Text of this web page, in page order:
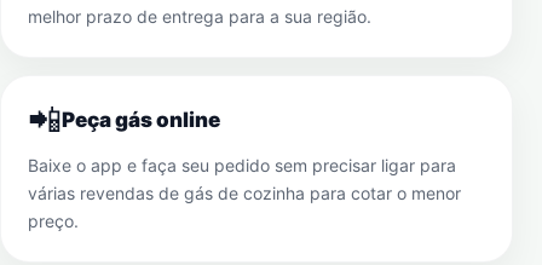
melhor prazo de entrega para a sua região.
📲Peça gás online
Baixe o app e faça seu pedido sem precisar ligar para
várias revendas de gás de cozinha para cotar o menor
preço.